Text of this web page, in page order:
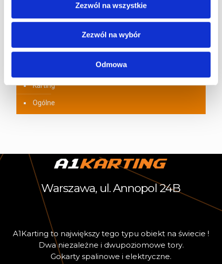
Zezwól na wszystkie
Zezwól na wybór
Odmowa
A1Karting Challenge
Karting
Ogólne
Warszawa, ul. Annopol 24B
A1Karting to największy tego typu obiekt na świecie !
Dwa niezależne i dwupoziomowe tory.
Gokarty spalinowe i elektryczne.